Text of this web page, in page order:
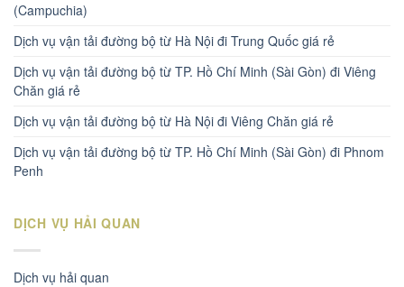
(Campuchia)
Dịch vụ vận tải đường bộ từ Hà Nội đi Trung Quốc giá rẻ
Dịch vụ vận tải đường bộ từ TP. Hồ Chí Minh (Sài Gòn) đi Viêng
Chăn giá rẻ
Dịch vụ vận tải đường bộ từ Hà Nội đi Viêng Chăn giá rẻ
Dịch vụ vận tải đường bộ từ TP. Hồ Chí Minh (Sài Gòn) đi Phnom
Penh
DỊCH VỤ HẢI QUAN
Dịch vụ hải quan